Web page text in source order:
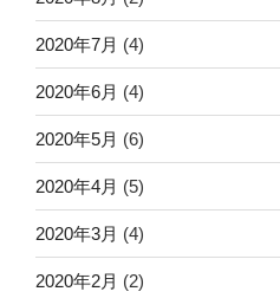
2020年7月 (4)
2020年6月 (4)
2020年5月 (6)
2020年4月 (5)
2020年3月 (4)
2020年2月 (2)